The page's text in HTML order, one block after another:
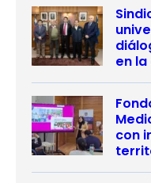
en
con